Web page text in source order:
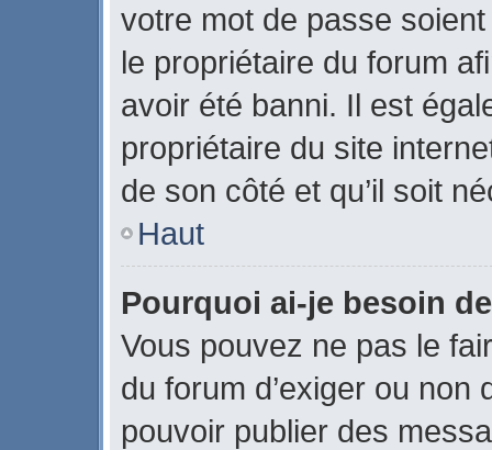
votre mot de passe
le propriétaire du forum
avoir été banni. Il est
propriétaire du site
de son côté et qu’il soit
Haut
Pourquoi ai-je besoin
Vous pouvez ne pas le
du forum d’exiger ou
pouvoir publier des